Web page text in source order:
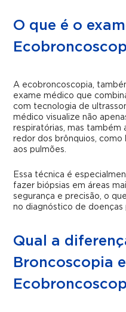
O que é o
A ecobroncoscopia,
exame médico que
com tecnologia de
médico visualize não
respiratórias, mas também
redor dos brônquios,
aos pulmões.
Essa técnica é
fazer biópsias em áreas
segurança e precisão, o
no diagnóstico de doenças
Qual a
Broncoscopia e